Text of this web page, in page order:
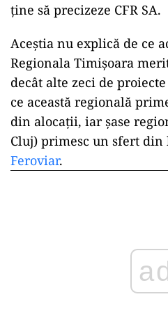
ține să precizeze CFR SA.
Aceștia nu explică de ce
Regionala Timișoara
decât alte zeci de
ce această regională
din alocații, iar șase
Cluj) primesc un sfert din
Feroviar.